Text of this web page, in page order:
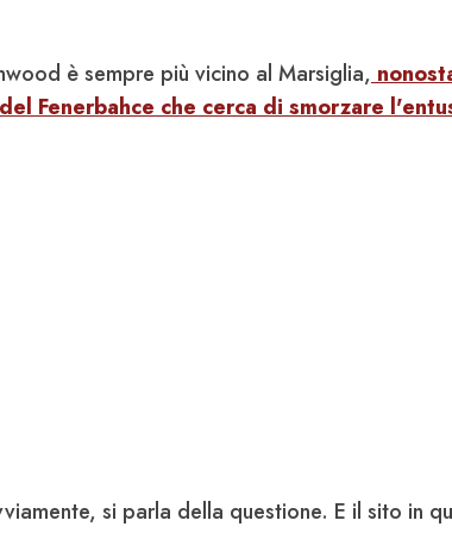
è sempre più vicino al Marsiglia,
Fenerbahce che cerca di smorzare
si parla della questione. E il sito in